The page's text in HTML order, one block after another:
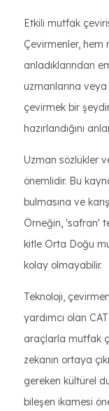
Etkili mutfak
Çevirmenler, hem
anladıklarından
uzmanlarına
çevirmek bir
hazırlandığını
Uzman sözlükler
önemlidir. Bu
bulmasına ve
Örneğin, 'safran'
kitle Orta Doğu
kolay olmayabilir.
Teknoloji,
yardımcı olan
araçlarla mutfak
zekanın ortaya
gereken kültürel
bileşen ikamesi